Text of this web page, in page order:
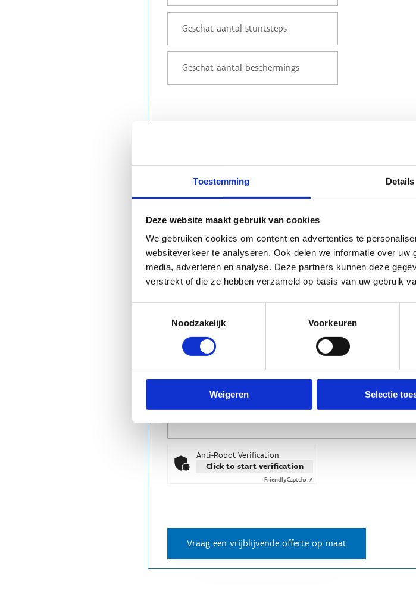
Toestemming Details
Deze website maakt gebruik van cookies
We gebruiken cookies om content en advertenties te
websiteverkeer te analyseren. Ook delen we informatie over
media, adverteren en analyse. Deze partners kunnen deze
verstrekt of die ze hebben verzameld op basis van uw gebruik
Noodzakelijk
Voorkeuren
Weigeren Selectie
Anti-Robot Verification
Click to start verification
FriendlyCaptcha ⇗